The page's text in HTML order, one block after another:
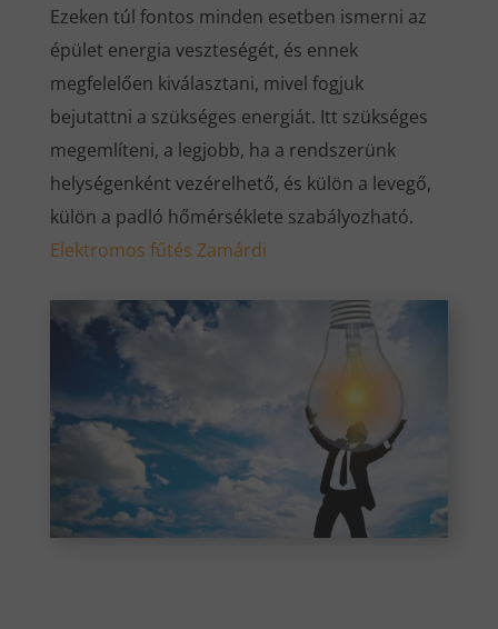
Ezeken túl fontos minden esetben ismerni az
épület energia veszteségét, és ennek
megfelelően kiválasztani, mivel fogjuk
bejutattni a szükséges energiát. Itt szükséges
megemlíteni, a legjobb, ha a rendszerünk
helységenként vezérelhető, és külön a levegő,
külön a padló hőmérséklete szabályozható.
Elektromos fűtés Zamárdi